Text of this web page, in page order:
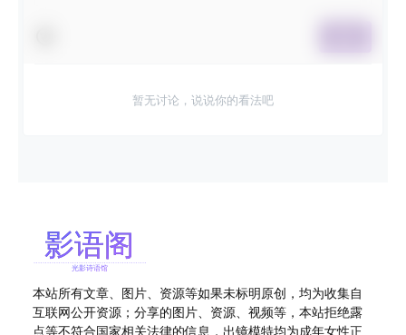
暂无讨论，说说你的看法吧
本站所有文章、图片、资源等如果未标明原创，均为收集自
互联网公开资源；分享的图片、资源、视频等，本站拒绝露
点等不符合国家相关法律的信息，出镜模特均为成年女性正